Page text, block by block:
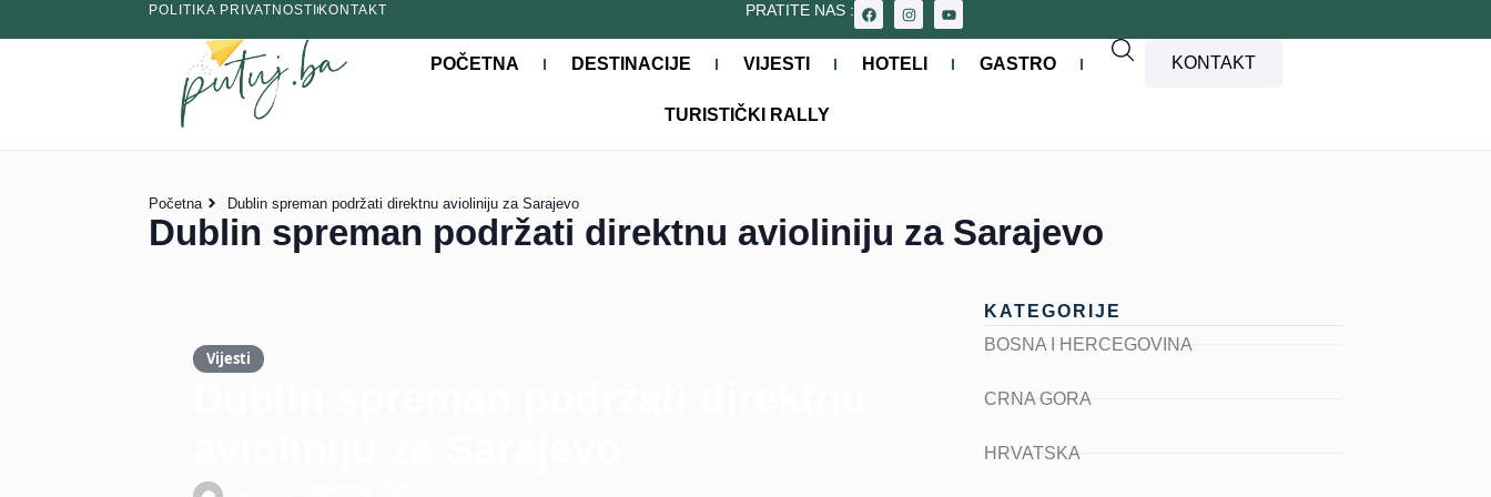
POLITIKA PRIVATNOSTIKONTAKT PRATITE NAS :
POČETNA DESTINACIJE VIJESTI HOTELI GASTRO
TURISTIČKI RALLY
KONTAKT
Početna Dublin spreman podržati direktnu avioliniju za Sarajevo
Dublin spreman podržati direktnu avioliniju za Sarajevo
Vijesti
KATEGORIJE
BOSNA I HERCEGOVINA
CRNA GORA
HRVATSKA